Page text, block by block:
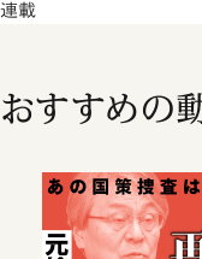
連載
おすすめの